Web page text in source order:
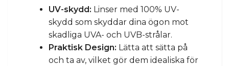
UV-skydd: Linser med 100% UV-
skydd som skyddar dina ögon mot
skadliga UVA- och UVB-strålar.
Praktisk Design: Lätta att sätta på
och ta av, vilket gör dem idealiska för